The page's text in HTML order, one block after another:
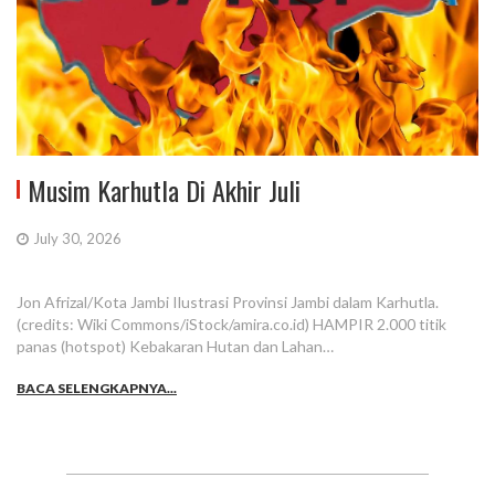
Musim Karhutla Di Akhir Juli
July 30, 2026
Jon Afrizal/Kota Jambi Ilustrasi Provinsi Jambi dalam Karhutla.
(credits: Wiki Commons/iStock/amira.co.id) HAMPIR 2.000 titik
panas (hotspot) Kebakaran Hutan dan Lahan…
BACA SELENGKAPNYA...